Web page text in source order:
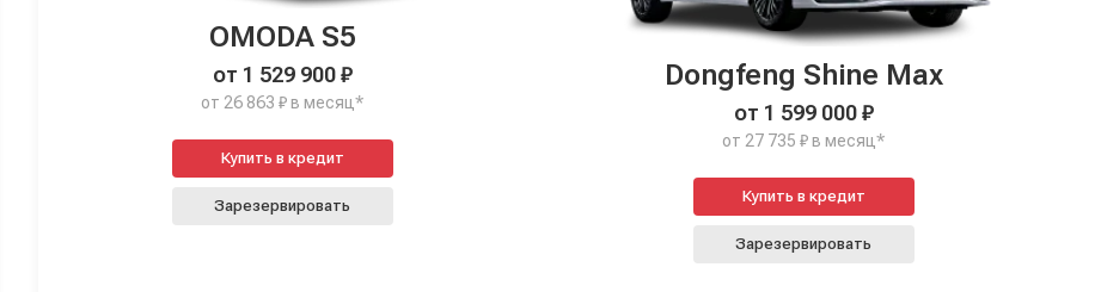
OMODA S5
от 1 529 900 ₽
от 26 863 ₽ в месяц*
Купить в кредит
Зарезервировать
Dongfeng Shine Max
от 1 599 000 ₽
от 27 735 ₽ в месяц*
Купить в кредит
Зарезервировать